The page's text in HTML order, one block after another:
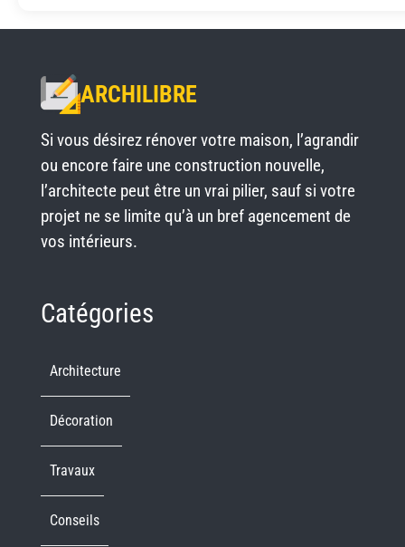
ARCHILIBRE
Si vous désirez rénover votre maison, l’agrandir
ou encore faire une construction nouvelle,
l’architecte peut être un vrai pilier, sauf si votre
projet ne se limite qu’à un bref agencement de
vos intérieurs.
Catégories
Architecture
Décoration
Travaux
Conseils